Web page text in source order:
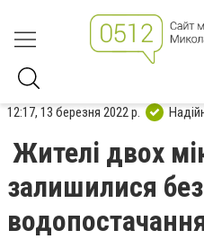
12:17, 13 березня 2022 р.
Жителі двох
залишилися без